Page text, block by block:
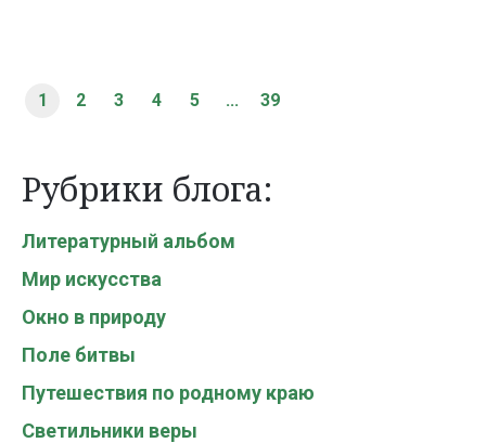
1 2 3 4 5 ... 39
Рубрики блога:
Литературный альбом
Мир искусства
Окно в природу
Поле битвы
Путешествия по родному краю
Светильники веры